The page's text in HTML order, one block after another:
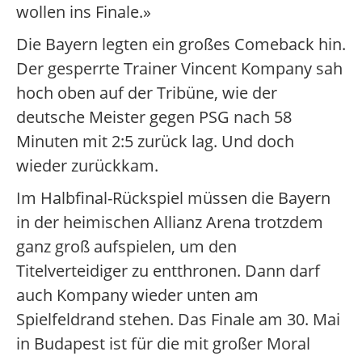
wollen ins Finale.»
Die Bayern legten ein großes Comeback hin.
Der gesperrte Trainer Vincent Kompany sah
hoch oben auf der Tribüne, wie der
deutsche Meister gegen PSG nach 58
Minuten mit 2:5 zurück lag. Und doch
wieder zurückkam.
Im Halbfinal-Rückspiel müssen die Bayern
in der heimischen Allianz Arena trotzdem
ganz groß aufspielen, um den
Titelverteidiger zu entthronen. Dann darf
auch Kompany wieder unten am
Spielfeldrand stehen. Das Finale am 30. Mai
in Budapest ist für die mit großer Moral